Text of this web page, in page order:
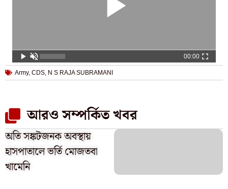
00:00
Army, CDS, N S RAJA SUBRAMANI
আরও সম্পর্কিত খবর
অতি সঙ্কটজনক অবস্থায়
হাসপাতালে ভর্তি মোজতবা
খামেনি